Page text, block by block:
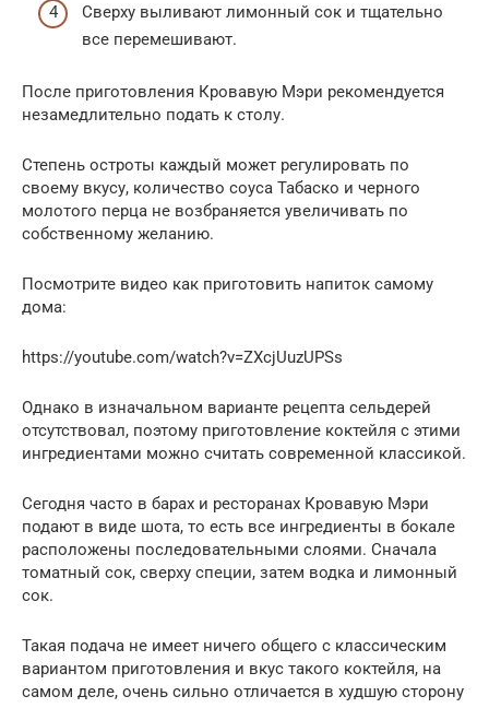
Сверху выливают лимонный сок и тщательно
все перемешивают.
После приготовления Кровавую Мэри рекомендуется
незамедлительно подать к столу.
Степень остроты каждый может регулировать по
своему вкусу, количество соуса Табаско и черного
молотого перца не возбраняется увеличивать по
собственному желанию.
Посмотрите видео как приготовить напиток самому
дома:
https://youtube.com/watch?v=ZXcjUuzUPSs
Однако в изначальном варианте рецепта сельдерей
отсутствовал, поэтому приготовление коктейля с этими
ингредиентами можно считать современной классикой.
Сегодня часто в барах и ресторанах Кровавую Мэри
подают в виде шота, то есть все ингредиенты в бокале
расположены последовательными слоями. Сначала
томатный сок, сверху специи, затем водка и лимонный
сок.
Такая подача не имеет ничего общего с классическим
вариантом приготовления и вкус такого коктейля, на
самом деле, очень сильно отличается в худшую сторону